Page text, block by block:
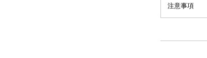
注意事項